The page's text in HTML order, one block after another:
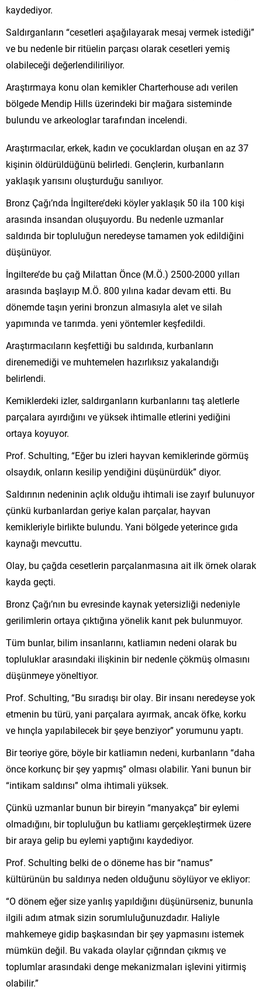
kaydediyor.
Saldırganların “cesetleri aşağılayarak mesaj vermek istediği”
ve bu nedenle bir ritüelin parçası olarak cesetleri yemiş
olabileceği değerlendiliriliyor.
Araştırmaya konu olan kemikler Charterhouse adı verilen
bölgede Mendip Hills üzerindeki bir mağara sisteminde
bulundu ve arkeologlar tarafından incelendi.
Araştırmacılar, erkek, kadın ve çocuklardan oluşan en az 37
kişinin öldürüldüğünü belirledi. Gençlerin, kurbanların
yaklaşık yarısını oluşturduğu sanılıyor.
Bronz Çağı’nda İngiltere’deki köyler yaklaşık 50 ila 100 kişi
arasında insandan oluşuyordu. Bu nedenle uzmanlar
saldırıda bir topluluğun neredeyse tamamen yok edildiğini
düşünüyor.
İngiltere’de bu çağ Milattan Önce (M.Ö.) 2500-2000 yılları
arasında başlayıp M.Ö. 800 yılına kadar devam etti. Bu
dönemde taşın yerini bronzun almasıyla alet ve silah
yapımında ve tarımda. yeni yöntemler keşfedildi.
Araştırmacıların keşfettiği bu saldırıda, kurbanların
direnemediği ve muhtemelen hazırlıksız yakalandığı
belirlendi.
Kemiklerdeki izler, saldırganların kurbanlarını taş aletlerle
parçalara ayırdığını ve yüksek ihtimalle etlerini yediğini
ortaya koyuyor.
Prof. Schulting, “Eğer bu izleri hayvan kemiklerinde görmüş
olsaydık, onların kesilip yendiğini düşünürdük” diyor.
Saldırının nedeninin açlık olduğu ihtimali ise zayıf bulunuyor
çünkü kurbanlardan geriye kalan parçalar, hayvan
kemikleriyle birlikte bulundu. Yani bölgede yeterince gıda
kaynağı mevcuttu.
Olay, bu çağda cesetlerin parçalanmasına ait ilk örnek olarak
kayda geçti.
Bronz Çağı’nın bu evresinde kaynak yetersizliği nedeniyle
gerilimlerin ortaya çıktığına yönelik kanıt pek bulunmuyor.
Tüm bunlar, bilim insanlarını, katliamın nedeni olarak bu
topluluklar arasındaki ilişkinin bir nedenle çökmüş olmasını
düşünmeye yöneltiyor.
Prof. Schulting, “Bu sıradışı bir olay. Bir insanı neredeyse yok
etmenin bu türü, yani parçalara ayırmak, ancak öfke, korku
ve hınçla yapılabilecek bir şeye benziyor” yorumunu yaptı.
Bir teoriye göre, böyle bir katliamın nedeni, kurbanların “daha
önce korkunç bir şey yapmış” olması olabilir. Yani bunun bir
“intikam saldırısı” olma ihtimali yüksek.
Çünkü uzmanlar bunun bir bireyin “manyakça” bir eylemi
olmadığını, bir topluluğun bu katliamı gerçekleştirmek üzere
bir araya gelip bu eylemi yaptığını kaydediyor.
Prof. Schulting belki de o döneme has bir “namus”
kültürünün bu saldırıya neden olduğunu söylüyor ve ekliyor:
“O dönem eğer size yanlış yapıldığını düşünürseniz, bununla
ilgili adım atmak sizin sorumluluğunuzdadır. Haliyle
mahkemeye gidip başkasından bir şey yapmasını istemek
mümkün değil. Bu vakada olaylar çığrından çıkmış ve
toplumlar arasındaki denge mekanizmaları işlevini yitirmiş
olabilir.”